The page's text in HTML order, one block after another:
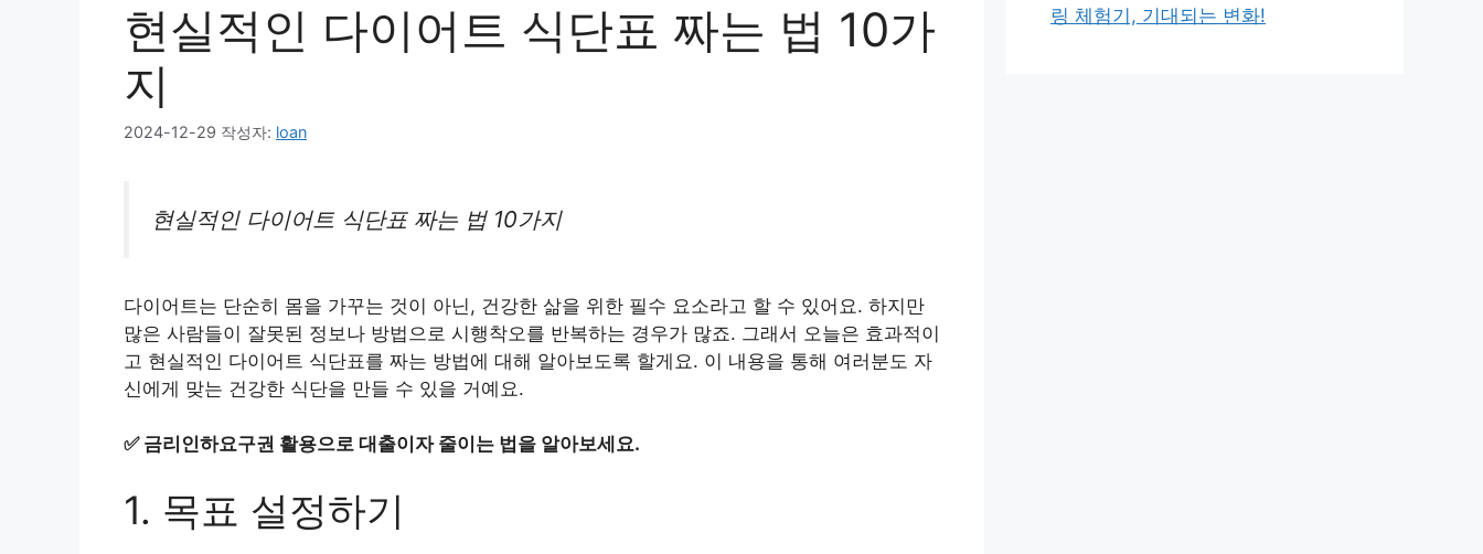
현실적인 다이어트 식단표 짜는 법 10가
지
2024-12-29 작성자: loan
현실적인 다이어트 식단표 짜는 법 10가지
다이어트는 단순히 몸을 가꾸는 것이 아닌, 건강한 삶을 위한 필수 요소라고 할 수 있어요. 하지만
많은 사람들이 잘못된 정보나 방법으로 시행착오를 반복하는 경우가 많죠. 그래서 오늘은 효과적이
고 현실적인 다이어트 식단표를 짜는 방법에 대해 알아보도록 할게요. 이 내용을 통해 여러분도 자
신에게 맞는 건강한 식단을 만들 수 있을 거예요.
✅ 금리인하요구권 활용으로 대출이자 줄이는 법을 알아보세요.
1. 목표 설정하기
링 체험기, 기대되는 변화!